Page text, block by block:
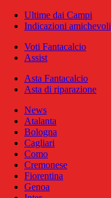
Ultime dai Campi
Indicazioni amichevoli
Voti Fantacalcio
Assist
Asta Fantacalcio
Asta di riparazione
News
Atalanta
Bologna
Cagliari
Como
Cremonese
Fiorentina
Genoa